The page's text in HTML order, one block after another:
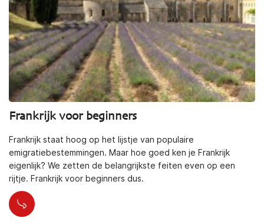
Frankrijk voor beginners
Frankrijk staat hoog op het lijstje van populaire
emigratiebestemmingen. Maar hoe goed ken je Frankrijk
eigenlijk? We zetten de belangrijkste feiten even op een
rijtje. Frankrijk voor beginners dus.